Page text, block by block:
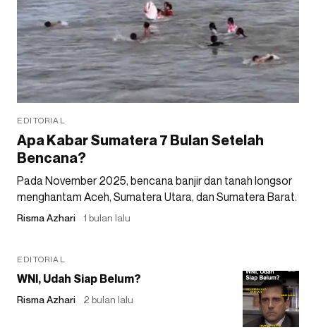
EDITORIAL
Apa Kabar Sumatera 7 Bulan Setelah
Bencana?
Pada November 2025, bencana banjir dan tanah longsor
menghantam Aceh, Sumatera Utara, dan Sumatera Barat.
Risma Azhari 1 bulan lalu
EDITORIAL
WNI, Udah Siap Belum?
Risma Azhari 2 bulan lalu